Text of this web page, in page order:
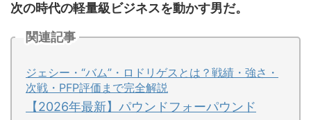
次の時代の軽量級ビジネスを動かす男だ。
関連記事
ジェシー・“バム”・ロドリゲスとは？戦績・強さ・
次戦・PFP評価まで完全解説
【2026年最新】パウンドフォーパウンド